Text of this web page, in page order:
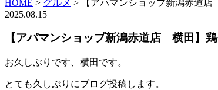
HOME > グルメ >
【アパマンショップ新潟赤道
2025.08.15
【アパマンショップ新潟赤道店 横田】
お久しぶりです、横田です。
とても久しぶりにブログ投稿します。